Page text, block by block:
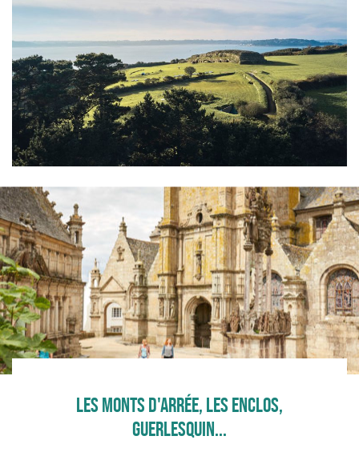
LES MONTS D'ARRÉE, LES ENCLOS,
GUERLESQUIN...